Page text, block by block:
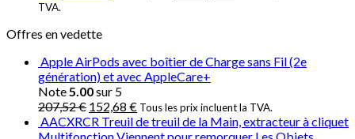
TVA.
Offres en vedette
Apple AirPods avec boîtier de Charge sans Fil (2e
génération) et avec AppleCare+
Note5.00sur 5
207,52€ 152,68 € Tous les prix incluent la TVA.
AACXRCR Treuil de treuil de la Main, extracteur à cliquet